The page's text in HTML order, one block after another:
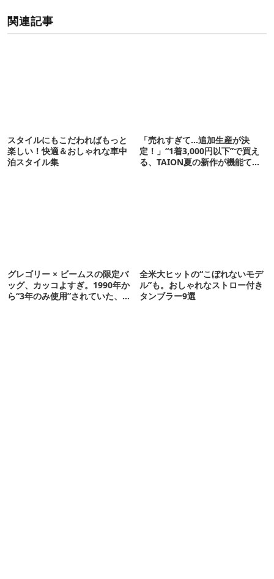
関連記事
スタイルにもこだわればもっと
楽しい！快適＆おしゃれな車中
泊スタイル集
「売れすぎて…追加生産が決
定！」“1着3,000円以下”で買え
る、TAION夏の新作が機能てん
グレゴリー × ビームスの限定バ
ッグ、カッコよすぎ。1990年か
ら“3年のみ使用”されていた、紫
全米大ヒットの“こぼれないモデ
ル”も。おしゃれなストロー付き
タンブラー9選